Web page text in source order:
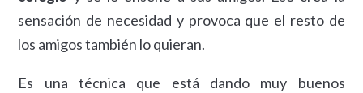
sensación de necesidad y provoca que el resto de
los amigos también lo quieran.
Es una técnica que está dando muy buenos